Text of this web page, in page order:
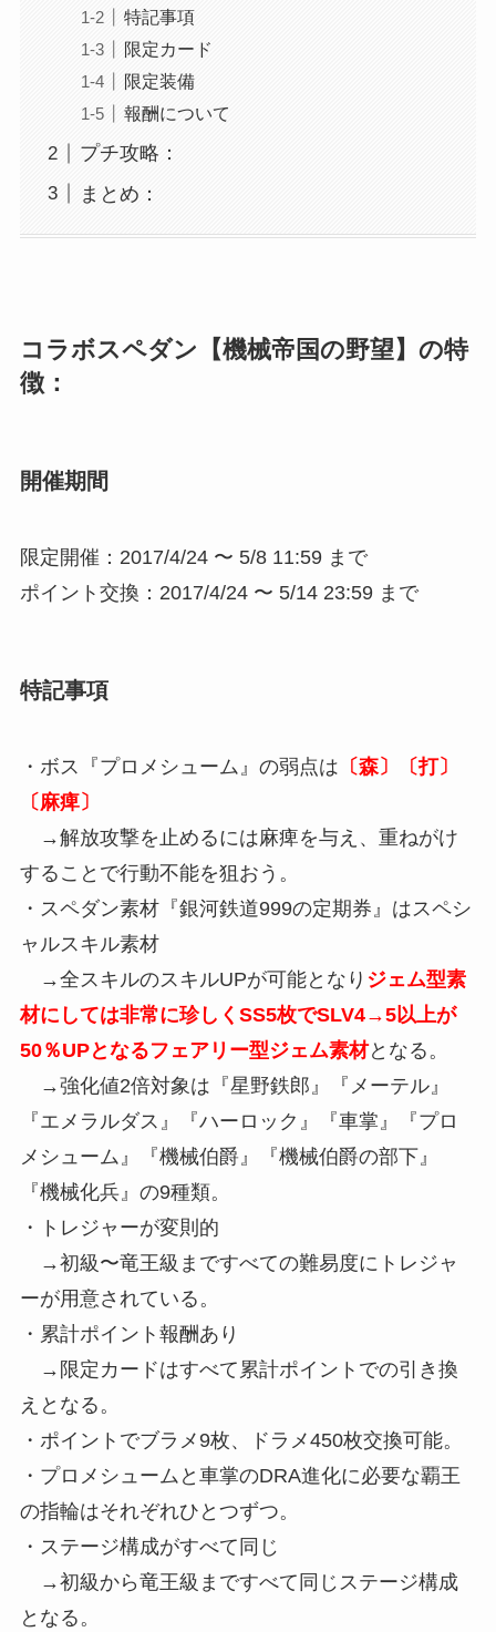
特記事項
限定カード
限定装備
報酬について
プチ攻略：
まとめ：
コラボスペダン【機械帝国の野望】の特
徴：
開催期間
限定開催：2017/4/24 〜 5/8 11:59 まで
ポイント交換：2017/4/24 〜 5/14 23:59 まで
特記事項
・ボス『プロメシューム』の弱点は 〔森〕〔打〕
〔麻痺〕
→解放攻撃を止めるには麻痺を与え、重ねがけ
することで行動不能を狙おう。
・スペダン素材『銀河鉄道999の定期券』はスペシ
ャルスキル素材
→全スキルのスキルUPが可能となり ジェム型素
材にしては非常に珍しくSS5枚でSLV4→5以上が
50％UPとなるフェアリー型ジェム素材となる。
→強化値2倍対象は『星野鉄郎』『メーテル』
『エメラルダス』『ハーロック』『車掌』『プロ
メシューム』『機械伯爵』『機械伯爵の部下』
『機械化兵』の9種類。
・トレジャーが変則的
→初級〜竜王級まですべての難易度にトレジャ
ーが用意されている。
・累計ポイント報酬あり
→限定カードはすべて累計ポイントでの引き換
えとなる。
・ポイントでブラメ9枚、ドラメ450枚交換可能。
・プロメシュームと車掌のDRA進化に必要な覇王
の指輪はそれぞれひとつずつ。
・ステージ構成がすべて同じ
→初級から竜王級まですべて同じステージ構成
となる。